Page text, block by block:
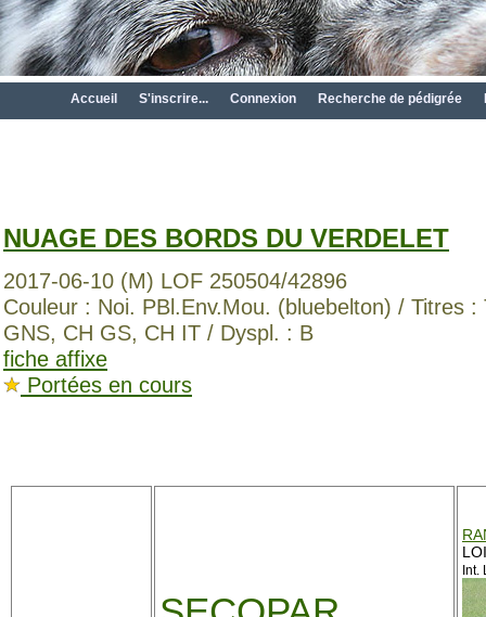
Accueil S'inscrire... Connexion Recherche de pédigrée
NUAGE DES BORDS DU VERDELET
2017-06-10 (M) LOF 250504/42896
Couleur : Noi. PBl.Env.Mou. (bluebelton) / Titres :
GNS, CH GS, CH IT / Dyspl. : B
fiche affixe
Portées en cours
Int.